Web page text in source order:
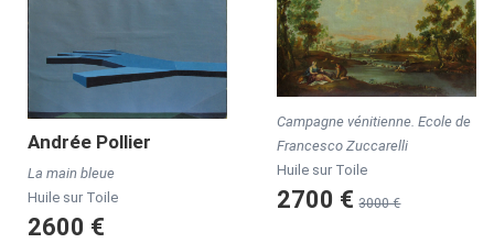
Campagne vénitienne. Ecole de
Francesco Zuccarelli
Huile sur Toile
2700 € 3000 €
Andrée Pollier
La main bleue
Huile sur Toile
2600 €